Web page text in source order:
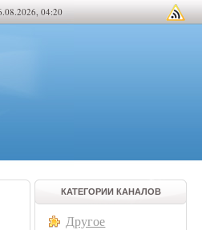
04:20
КАТЕГОРИИ КАНАЛОВ
Другое